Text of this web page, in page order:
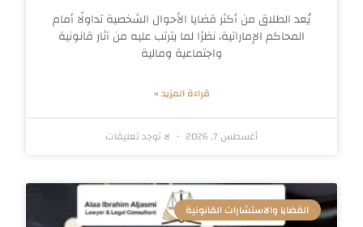
يُعد الطلاق من أكثر قضايا الأحوال الشخصية تداولًا أمام
المحاكم الإماراتية، نظرًا لما يترتب عليه من آثار قانونية
واجتماعية ومالية
قراءة المزيد »
أغسطس 7, 2026 لا توجد تعليقات
القضايا والاستشارات القانونية